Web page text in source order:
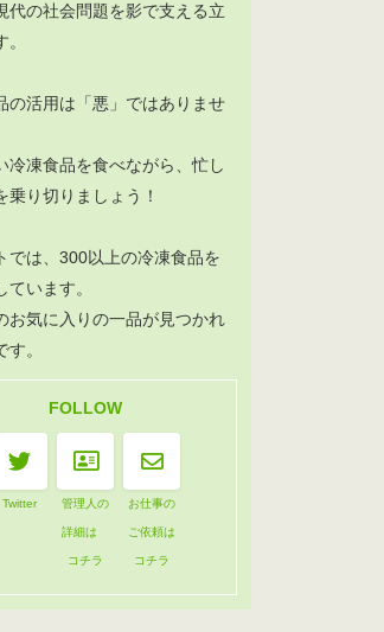
代の社会問題を影で支える立
の活用は「悪」ではありませ
冷凍食品を食べながら、忙し
乗り切りましょう！
では、300以上の冷凍食品を
ています。
お気に入りの一品が見つかれ
す。
FOLLOW
Twitter 管理人の
詳細は
コチラ
お仕事の
ご依頼は
コチラ